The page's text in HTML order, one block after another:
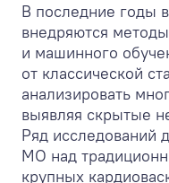
В последние годы
внедряются
и машинного
от классической
анализировать
выявляя скрытые
Ряд исследований
МО над
крупных